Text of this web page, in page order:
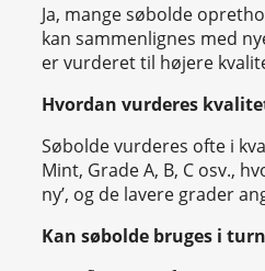
Ja, mange søbolde
kan sammenlignes med
er vurderet til højere
Hvordan vurderes
Søbolde vurderes ofte i
Mint, Grade A, B, C osv.,
ny’, og de lavere grader
Kan søbolde bruges i